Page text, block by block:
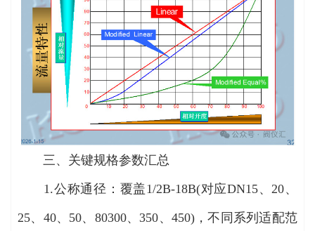
三、关键规格参数汇总
1.公称通径：覆盖1/2B-18B(对应DN15、20、
25、40、50、80300、350、450)，不同系列适配范